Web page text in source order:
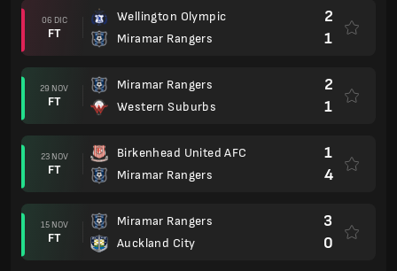
06 DIC
FT
Wellington Olympic
Miramar Rangers
2
1
29 NOV
FT
Miramar Rangers
Western Suburbs
2
1
23 NOV
FT
Birkenhead United AFC
Miramar Rangers
1
4
15 NOV
FT
Miramar Rangers
Auckland City
3
0